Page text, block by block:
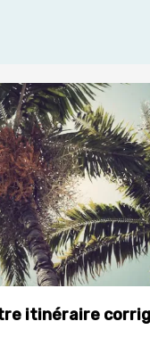
itinéraire